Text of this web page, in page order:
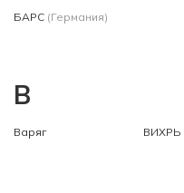
БАРС (Германия)
В
Варяг ВИХРЬ